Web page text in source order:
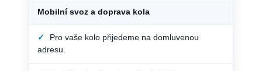
Mobilní svoz a doprava kola
✓
Pro vaše kolo přijedeme na domluvenou
adresu.